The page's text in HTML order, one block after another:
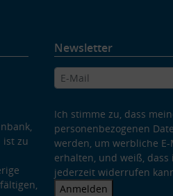
ist zu
Newsletter
Ich stimme zu, dass
personenbezogenen
werden, um werbliche E-
erhalten, und weiß, dass
jederzeit widerrufen
Anmelden